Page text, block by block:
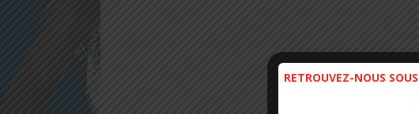
RETROUVEZ-NOUS